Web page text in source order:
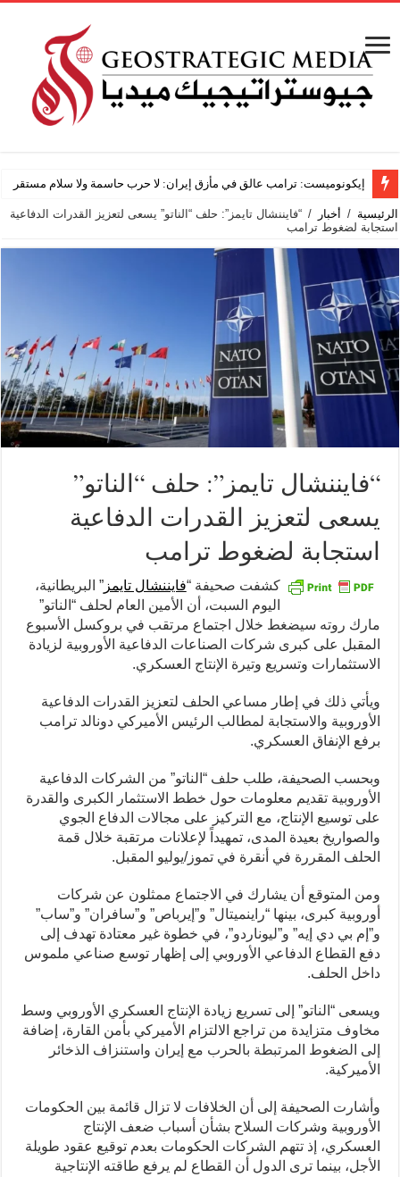
باحث
الرئيسية / أخبار / “فايننشال تايمز”: حلف “الناتو” يسعى لتعزيز القدرات الدفاعية
استجابة لضغوط ترامب
“فايننشال تايمز”: حلف “الناتو”
يسعى لتعزيز القدرات الدفاعية
استجابة لضغوط ترامب
كشفت صحيفة “فايننشال تايمز” البريطانية،
اليوم السبت، أن الأمين العام لحلف “الناتو”
مارك روته سيضغط خلال اجتماع مرتقب في بروكسل الأسبوع
المقبل على كبرى شركات الصناعات الدفاعية الأوروبية لزيادة
الاستثمارات وتسريع وتيرة الإنتاج العسكري.
ويأتي ذلك في إطار مساعي الحلف لتعزيز القدرات الدفاعية
الأوروبية والاستجابة لمطالب الرئيس الأميركي دونالد ترامب
برفع الإنفاق العسكري.
وبحسب الصحيفة، طلب حلف “الناتو” من الشركات الدفاعية
الأوروبية تقديم معلومات حول خطط الاستثمار الكبرى والقدرة
على توسيع الإنتاج، مع التركيز على مجالات الدفاع الجوي
والصواريخ بعيدة المدى، تمهيداً لإعلانات مرتقبة خلال قمة
الحلف المقررة في أنقرة في تموز/يوليو المقبل.
ومن المتوقع أن يشارك في الاجتماع ممثلون عن شركات
أوروبية كبرى، بينها “راينميتال” و”إيرباص” و”سافران” و”ساب”
و”إم بي دي إيه” و”ليوناردو”، في خطوة غير معتادة تهدف إلى
دفع القطاع الدفاعي الأوروبي إلى إظهار توسع صناعي ملموس
داخل الحلف.
ويسعى “الناتو” إلى تسريع زيادة الإنتاج العسكري الأوروبي وسط
مخاوف متزايدة من تراجع الالتزام الأميركي بأمن القارة، إضافة
إلى الضغوط المرتبطة بالحرب مع إيران واستنزاف الذخائر
الأميركية.
وأشارت الصحيفة إلى أن الخلافات لا تزال قائمة بين الحكومات
الأوروبية وشركات السلاح بشأن أسباب ضعف الإنتاج
العسكري، إذ تتهم الشركات الحكومات بعدم توقيع عقود طويلة
الأجل، بينما ترى الدول أن القطاع لم يرفع طاقته الإنتاجية